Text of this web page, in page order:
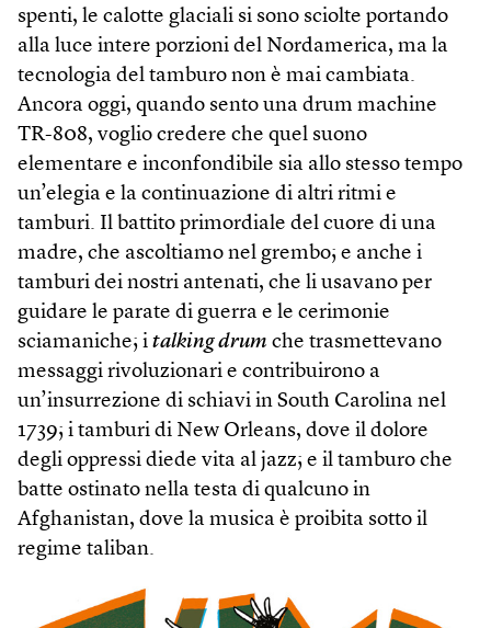
spenti, le calotte glaciali si sono sciolte portando
alla luce intere porzioni del Nordamerica, ma la
tecnologia del tamburo non è mai cambiata.
Ancora oggi, quando sento una drum machine
TR-808, voglio credere che quel suono
elementare e inconfondibile sia allo stesso tempo
un’elegia e la continuazione di altri ritmi e
tamburi. Il battito primordiale del cuore di una
madre, che ascoltiamo nel grembo; e anche i
tamburi dei nostri antenati, che li usavano per
guidare le parate di guerra e le cerimonie
sciamaniche; i talking drum che trasmettevano
messaggi rivoluzionari e contribuirono a
un’insurrezione di schiavi in South Carolina nel
1739; i tamburi di New Orleans, dove il dolore
degli oppressi diede vita al jazz; e il tamburo che
batte ostinato nella testa di qualcuno in
Afghanistan, dove la musica è proibita sotto il
regime taliban.